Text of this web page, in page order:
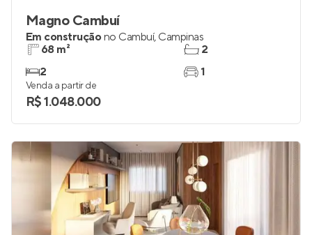
Magno Cambuí
Em construçãono Cambuí, Campinas
68 m²
2
2
1
Venda a partir de
R$ 1.048.000